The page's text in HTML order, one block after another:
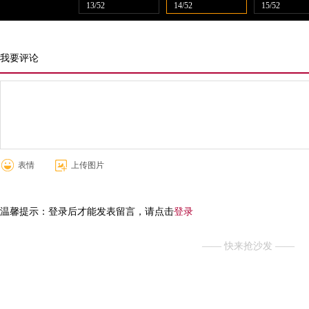
13/52 14/52 15/52
我要评论
表情 上传图片
温馨提示：登录后才能发表留言，请点击登录
—— 快来抢沙发 ——